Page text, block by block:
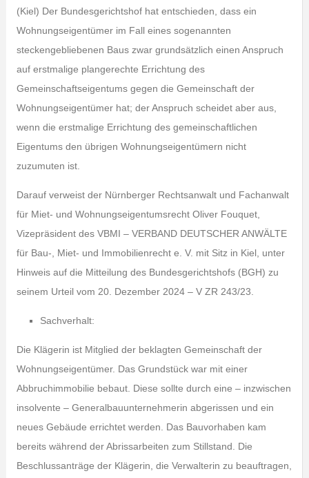
(Kiel) Der Bundesgerichtshof hat entschieden, dass ein
Wohnungseigentümer im Fall eines sogenannten
steckengebliebenen Baus zwar grundsätzlich einen Anspruch
auf erstmalige plangerechte Errichtung des
Gemeinschaftseigentums gegen die Gemeinschaft der
Wohnungseigentümer hat; der Anspruch scheidet aber aus,
wenn die erstmalige Errichtung des gemeinschaftlichen
Eigentums den übrigen Wohnungseigentümern nicht
zuzumuten ist.
Darauf verweist der Nürnberger Rechtsanwalt und Fachanwalt
für Miet- und Wohnungseigentumsrecht Oliver Fouquet,
Vizepräsident des VBMI – VERBAND DEUTSCHER ANWÄLTE
für Bau-, Miet- und Immobilienrecht e. V. mit Sitz in Kiel, unter
Hinweis auf die Mitteilung des Bundesgerichtshofs (BGH) zu
seinem Urteil vom 20. Dezember 2024 – V ZR 243/23.
Sachverhalt:
Die Klägerin ist Mitglied der beklagten Gemeinschaft der
Wohnungseigentümer. Das Grundstück war mit einer
Abbruchimmobilie bebaut. Diese sollte durch eine – inzwischen
insolvente – Generalbauunternehmerin abgerissen und ein
neues Gebäude errichtet werden. Das Bauvorhaben kam
bereits während der Abrissarbeiten zum Stillstand. Die
Beschlussanträge der Klägerin, die Verwalterin zu beauftragen,